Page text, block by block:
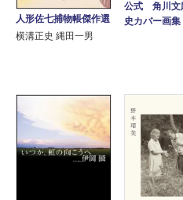
人形佐七捕物帳傑作選
横溝正史 縄田一男
公式 角川文
史カバー画集